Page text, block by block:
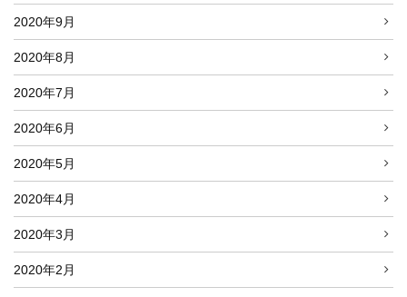
2020年9月
2020年8月
2020年7月
2020年6月
2020年5月
2020年4月
2020年3月
2020年2月